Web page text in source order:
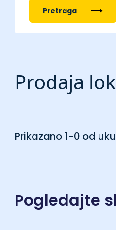
Pretraga
Prodaja
Prikazano 1-0 od
Pogledajte